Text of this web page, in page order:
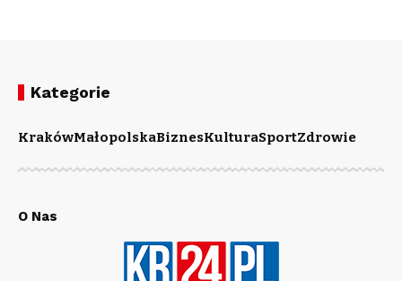
Kategorie
KrakówMałopolskaBiznesKulturaSportZdrowie
O Nas